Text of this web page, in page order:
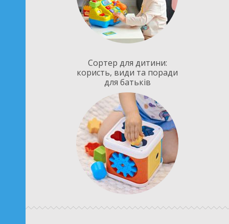
Сортер для дитини:
користь, види та поради
для батьків